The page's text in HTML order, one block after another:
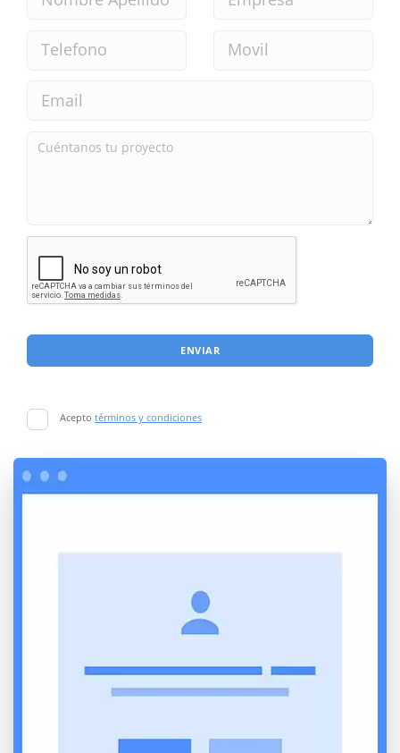
ENVIAR
Acepto términos y condiciones